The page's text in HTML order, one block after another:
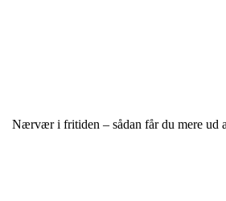
Nærvær i fritiden – sådan får du mere ud